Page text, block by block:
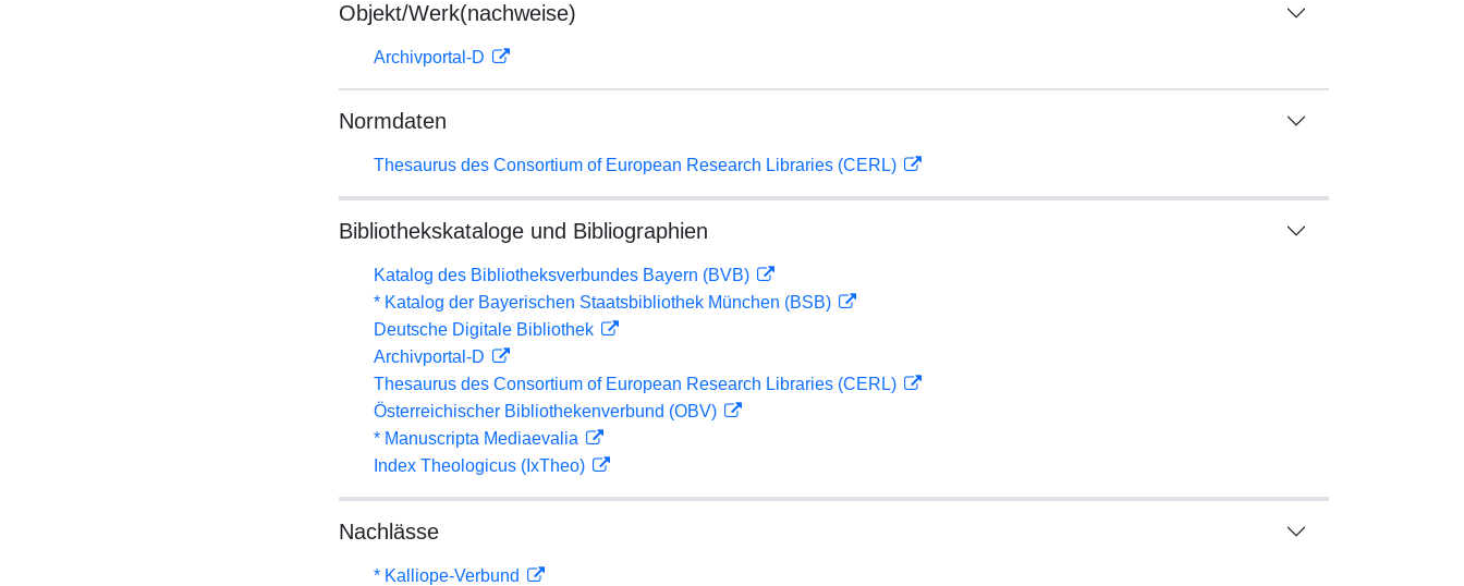
Objekt/Werk(nachweise)
Archivportal-D
Normdaten
Thesaurus des Consortium of European Research Libraries (CERL)
Bibliothekskataloge und Bibliographien
Katalog des Bibliotheksverbundes Bayern (BVB)
* Katalog der Bayerischen Staatsbibliothek München (BSB)
Deutsche Digitale Bibliothek
Archivportal-D
Thesaurus des Consortium of European Research Libraries (CERL)
Österreichischer Bibliothekenverbund (OBV)
* Manuscripta Mediaevalia
Index Theologicus (IxTheo)
Nachlässe
* Kalliope-Verbund